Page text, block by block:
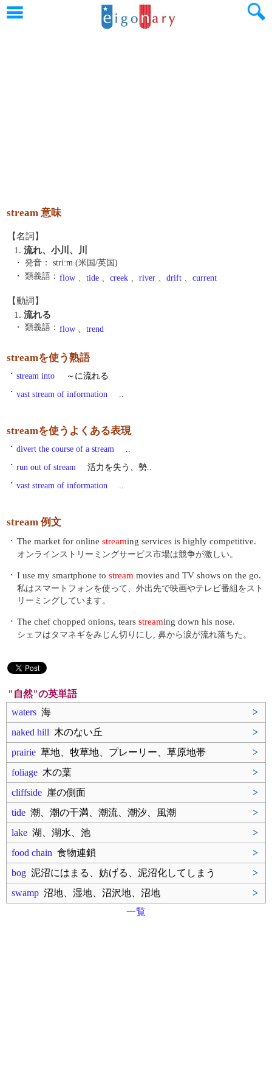
stream 意味
【名詞】
1. 流れ、小川、川
・ 発音：
striːm (米国/英国)
・ 類義語： flow 、 tide 、 creek 、 river 、 drift 、 current
【動詞】
1. 流れる
・ 類義語： flow 、 trend
streamを使う熟語
・ stream into
～に流れる
・ vast stream of information ..
streamを使うよくある表現
・ divert the course of a stream
..
・ run out of stream
活力を失う、勢..
・ vast stream of information ..
stream 例文
・ The market for online streaming services is highly competitive.
オンラインストリーミングサービス市場は競争が激しい。
・ I use my smartphone to stream movies and TV shows on the go.
私はスマートフォンを使って、外出先で映画やテレビ番組をスト
リーミングしています。
・ The chef chopped onions, tears streaming down his nose.
シェフはタマネギをみじん切りにし, 鼻から涙が流れ落ちた。
"自然"の英単語
waters 海
>
naked hill 木のない丘
>
prairie 草地、牧草地、プレーリー、草原地帯
>
foliage 木の葉
>
cliffside 崖の側面
>
tide 潮、潮の干満、潮流、潮汐、風潮
>
lake 湖、湖水、池
>
food chain 食物連鎖
>
bog 泥沼にはまる、妨げる、泥沼化してしまう
>
swamp 沼地、湿地、沼沢地、沼地
>
一覧